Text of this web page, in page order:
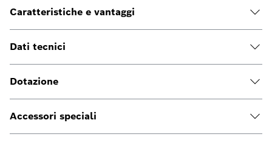
Caratteristiche e vantaggi
Dati tecnici
Dotazione
Accessori speciali